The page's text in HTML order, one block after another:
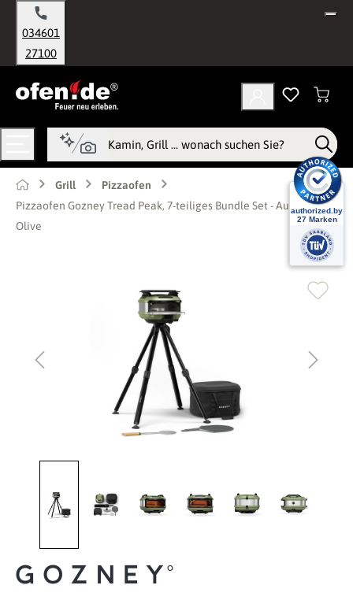
springen
034601
27100
Grill
Pizzaofen
Pizzaofen Gozney Tread Peak, 7-teiliges Bundle Set - Ausführung:
Olive